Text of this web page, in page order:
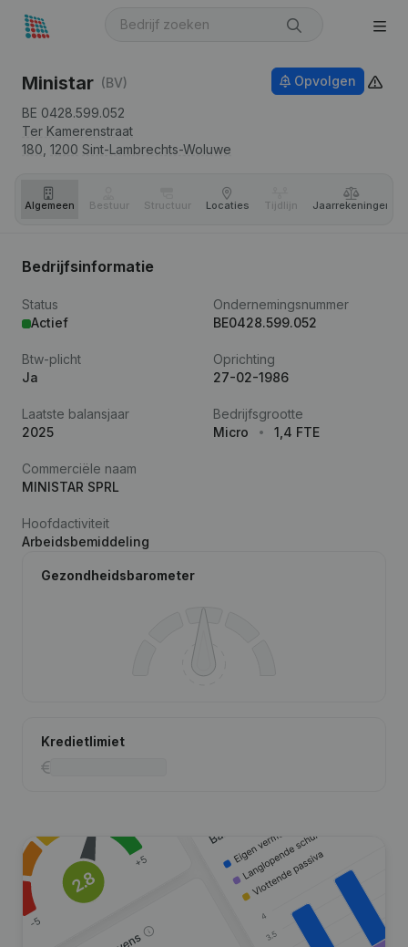
Ministar (BV)
BE 0428.599.052
Ter Kamerenstraat
180, 1200 Sint-Lambrechts-Woluwe
Opvolgen
Algemeen Bestuur Structuur Locaties Tijdlijn Jaar­rekeningen
Bedrijfsinformatie
Status
Actief
Ondernemingsnummer
BE0428.599.052
Btw-plicht
Ja
Oprichting
27-02-1986
Laatste balansjaar
2025
Bedrijfsgrootte
Micro
1,4 FTE
Commerciële naam
MINISTAR SPRL
Hoofdactiviteit
Arbeidsbemiddeling
Gezondheidsbarometer
Kredietlimiet